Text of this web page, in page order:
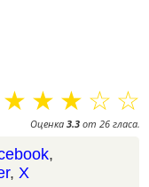
☆
☆
☆
☆
☆
Оценка 3.3 от 26 гласа.
,
, X